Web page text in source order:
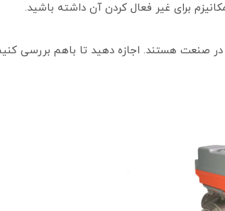
برای غیر فعال کردن آن داشته باشید.
در صنعت هستند. اجازه دهید تا باهم بررسی